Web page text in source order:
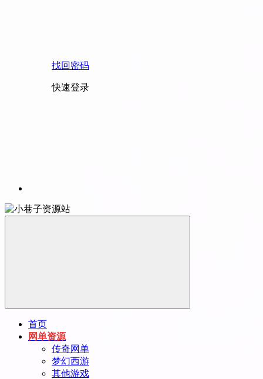
找回密码
快速登录
首页
网单资源
传奇网单
梦幻西游
其他游戏